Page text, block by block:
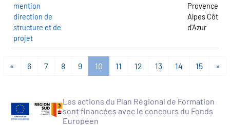
mention
direction de
structure et de
projet
Provence
Alpes Côte
d'Azur
« 6 7 8 9 10 11 12 13 14 15 »
Les actions du Plan Régional de Formation
sont financées avec le concours du Fonds
Européen